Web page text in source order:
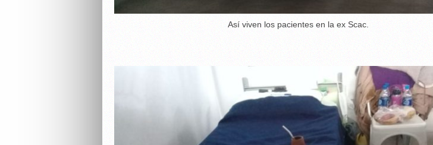
Así viven los pacientes en la ex Scac.